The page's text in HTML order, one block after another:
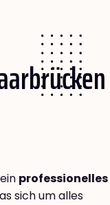
professionelles
sich um alles